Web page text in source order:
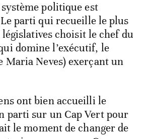
politique est
parti qui recueille le plus
choisit le chef du
domine l’exécutif, le
Maria Neves) exerçant un
ont bien accueilli le
parti sur un Cap Vert pour
le moment de changer de